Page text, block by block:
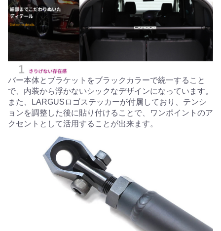
バー本体とブラケットをブラックカラーで統一すること
で、内装から浮かないシックなデザインになっています。
また、LARGUSロゴステッカーが付属しており、テンシ
ョンを調整した後に貼り付けることで、ワンポイントのア
クセントとして活用することが出来ます。